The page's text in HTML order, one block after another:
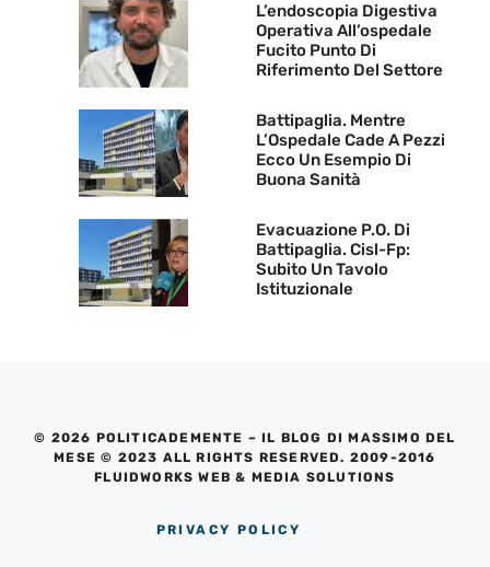
L’endoscopia Digestiva
Operativa All’ospedale
Fucito Punto Di
Riferimento Del Settore
Battipaglia. Mentre
L’Ospedale Cade A Pezzi
Ecco Un Esempio Di
Buona Sanità
Evacuazione P.O. Di
Battipaglia. Cisl-Fp:
Subito Un Tavolo
Istituzionale
© 2026 POLITICADEMENTE – IL BLOG DI MASSIMO DEL
MESE © 2023 ALL RIGHTS RESERVED. 2009-2016
FLUIDWORKS WEB & MEDIA SOLUTIONS
PRIVACY POLICY